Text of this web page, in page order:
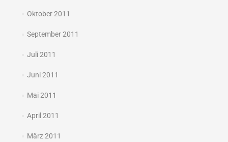
Oktober 2011
September 2011
Juli 2011
Juni 2011
Mai 2011
April 2011
März 2011